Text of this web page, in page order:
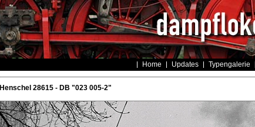
Home Updates Typengalerie
Henschel 28615 - DB "023 005-2"